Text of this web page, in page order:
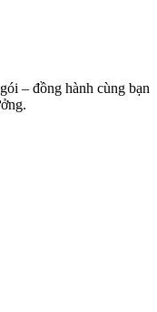
– đồng hành cùng bạn